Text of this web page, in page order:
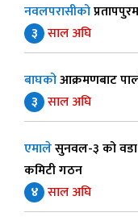
नवलपरासीको
३ साल अघि
बाघकोआक्रमणबाट
३ साल अघि
एमालेसुनवल-३ को
कमिटी गठन
४ साल अघि